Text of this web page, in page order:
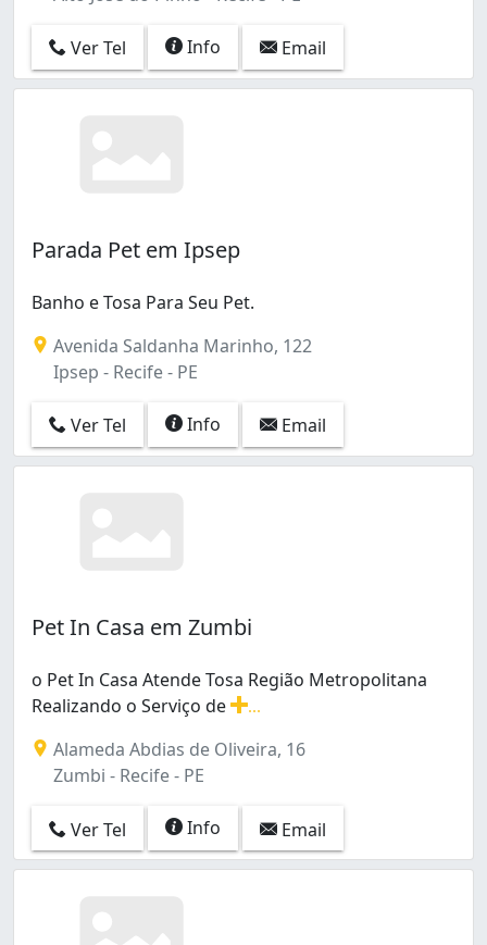
Ver Tel Info Email
Parada Pet em Ipsep
Banho e Tosa Para Seu Pet.
Avenida Saldanha Marinho, 122
Ipsep - Recife - PE
Ver Tel Info Email
Pet In Casa em Zumbi
o Pet In Casa Atende Tosa Região Metropolitana
Realizando o Serviço de
Alameda Abdias de Oliveira, 16
Zumbi - Recife - PE
Ver Tel Info Email